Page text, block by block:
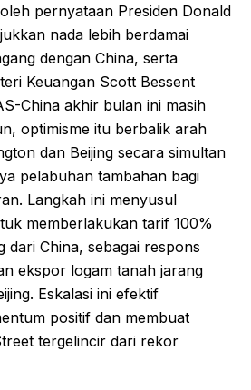
pernyataan Presiden Donald
nada lebih berdamai
dengan China, serta
Keuangan Scott Bessent
China akhir bulan ini masih
optimisme itu berbalik arah
dan Beijing secara simultan
pelabuhan tambahan bagi
Langkah ini menyusul
memberlakukan tarif 100%
dari China, sebagai respons
ekspor logam tanah jarang
Eskalasi ini efektif
positif dan membuat
tergelincir dari rekor